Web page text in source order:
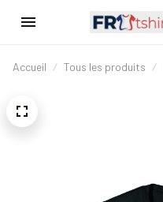
Accueil Tous les produits